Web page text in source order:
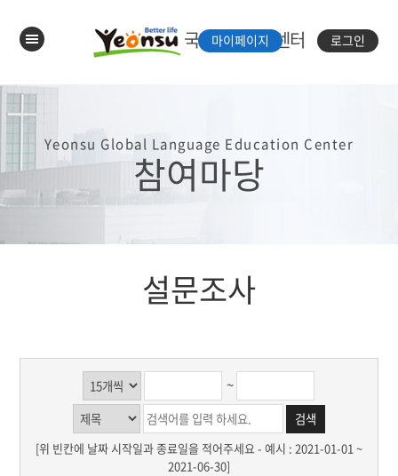
국제언어체험센터
마이페이지 로그인
Yeonsu Global Language Education Center
참여마당
설문조사
~
[위 빈칸에 날짜 시작일과 종료일을 적어주세요 - 예시 : 2021-01-01 ~
2021-06-30]